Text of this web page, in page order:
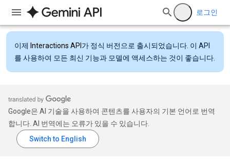
로그인
이제 Interactions API 가 정식 버전으로 출시되었습니다. 이 API
를 사용하여 모든 최신 기능과 모델에 액세스하는 것이 좋습니다.
Google은 AI 기술을 사용하여 콘텐츠를 사용자의 기본 언어로 번역
합니다. AI 번역에는 오류가 있을 수 있습니다.